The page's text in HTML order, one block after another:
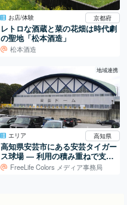
お店/体験 京都府
レトロな酒蔵と菜の花畑は時代劇
の聖地「松本酒造」
松本酒造
地域連携
エリア 高知県
高知県安芸市にある安芸タイガー
ス球場 ― 利用の積み重ねで支え
られる地域の球場
FreeLife Colors メディア事務局